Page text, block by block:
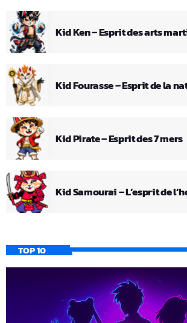
Kid Ken – Esprit des arts
Kid Fourasse – Esprit de la
Kid Pirate – Esprit des 7 mers
Kid Samourai – L’esprit de
TOP 10